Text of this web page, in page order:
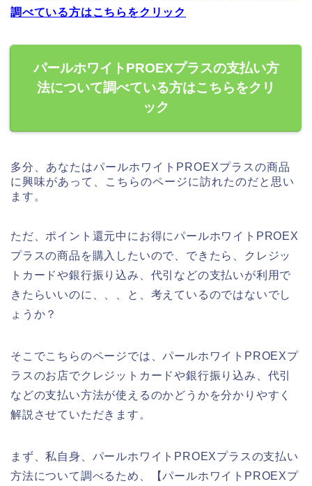
調べている方はこちらをクリック
パールホワイトPROEXプラスの支払い方
法について調べている方はこちらをクリ
ック
多分、あなたはパールホワイトPROEXプラスの商品
に興味があって、こちらのページに訪れたのだと思い
ます。
ただ、ポイント還元中にお得にパールホワイトPROEX
プラスの商品を購入したいので、できたら、クレジッ
トカードや銀行振り込み、代引などの支払いが利用で
きたらいいのに、、、と、考えているのではないでし
ょうか？
そこでこちらのページでは、パールホワイトPROEXプ
ラスのお店でクレジットカードや銀行振り込み、代引
などの支払い方法が使えるのかどうかを分かりやすく
解説させていただきます。
まず、私自身、パールホワイトPROEXプラスの支払い
方法について調べるため、【パールホワイトPROEXプ